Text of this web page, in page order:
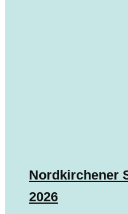
Nordkirchener
2026